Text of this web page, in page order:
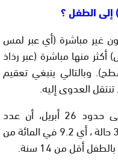
غير مباشرة (أي عبر لمس
منها مباشرة (عبر رذاذ
وبالتالي ينبغي تعقيم
العدوى إليه.
وقد كشفت الإحصاءات الرسمية، إلى حدود 26 أبريل، أن عدد
الأطفال المصابين في المغرب بلغ 391 حالة ، أي 9.2 في المائة من
أقل من 14 سنة.